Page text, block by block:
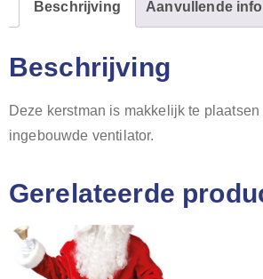
Beschrijving Aanvullende
Beschrijving
Deze kerstman is makkelijk te plaatsen
ingebouwde ventilator.
Gerelateerde